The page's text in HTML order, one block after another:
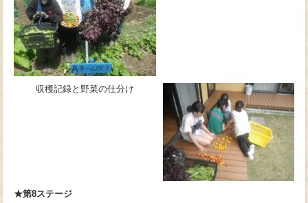
収穫記録と野菜の仕分け
★第8ステージ